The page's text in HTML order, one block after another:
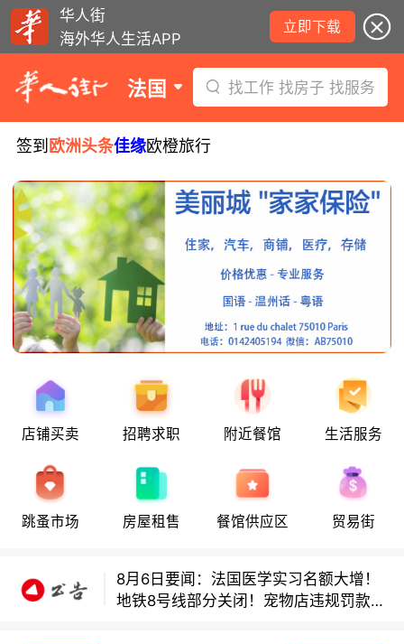
华人街
海外华人生活APP
立即下载
法国 找工作 找房子 找服务
签到 欧洲头条佳缘欧橙旅行
店铺买卖 招聘求职 附近餐馆 生活服务
跳蚤市场 房屋租售 餐馆供应区 贸易街
地铁8号线部分关闭！宠物店违规罚款出
炉！
巴黎地铁音乐家海选启动！
8月6日要闻：法国医学实习名额大增！
地铁8号线部分关闭！宠物店违规罚款出